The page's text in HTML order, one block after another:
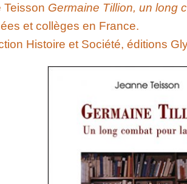
Teisson Germaine Tillion, un long
et collèges en France.
Histoire et Société, éditions